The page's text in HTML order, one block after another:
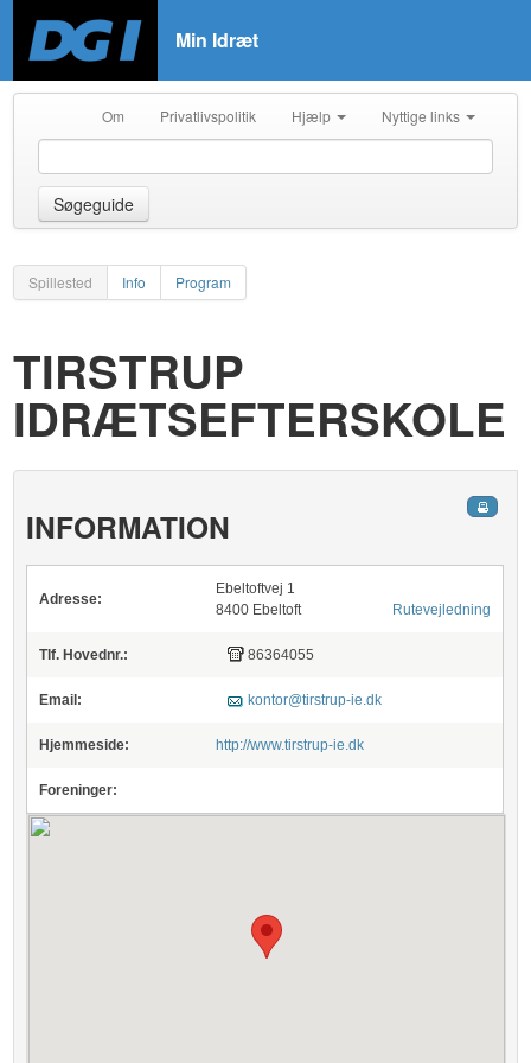
Min Idræt
Om Privatlivspolitik Hjælp Nyttige links
Søgeguide
Spillested Info Program
TIRSTRUP
IDRÆTSEFTERSKOLE
INFORMATION
Adresse:
Ebeltoftvej 1
8400 Ebeltoft
Rutevejledning
Tlf. Hovednr.: 86364055
Email: kontor@tirstrup-ie.dk
Hjemmeside: http://www.tirstrup-ie.dk
Foreninger: